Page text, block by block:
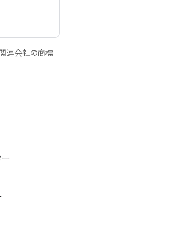
連会社の商標